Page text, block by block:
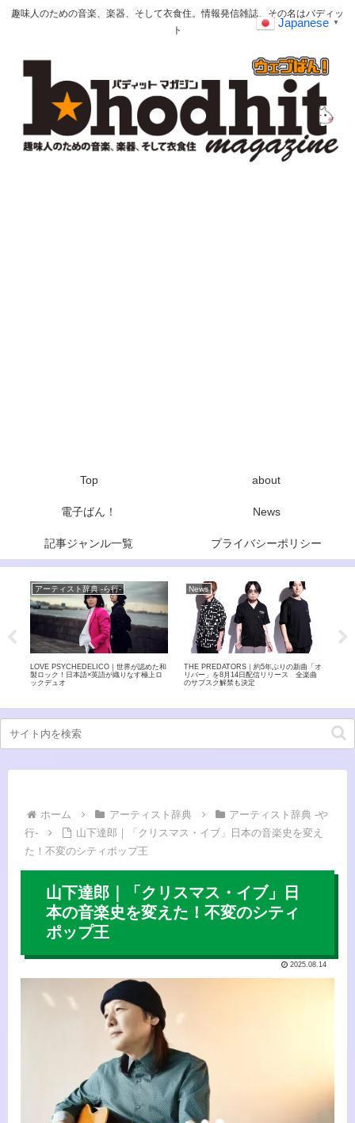
趣味人のための音楽、楽器、そして衣食住。情報発信雑誌、その名はバディッ
ト
Top about
電子ばん！ News
記事ジャンル一覧 プライバシーポリシー
アーティスト辞典 -ら行-
LOVE PSYCHEDELICO｜世界が認めた和
製ロック！日本語×英語が織りなす極上ロ
ックデュオ
News
THE PREDATORS｜約5年ぶりの新曲「オ
リバー」を8月14日配信リリース 全楽曲
のサブスク解禁も決定
ホーム アーティスト辞典
アーティスト辞典 -や
行-
山下達郎｜「クリスマス・イブ」日本の音楽史を変え
た！不変のシティポップ王
山下達郎｜「クリスマス・イブ」日
本の音楽史を変えた！不変のシティ
ポップ王
2025.08.14
Japanese ▼